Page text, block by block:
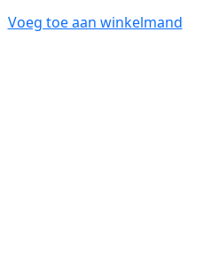
Voeg toe aan winkelmand